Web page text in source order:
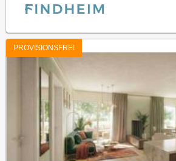
PROVISIONSFREI